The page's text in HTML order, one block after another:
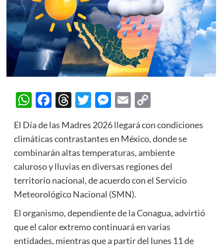
WhatsApp
Facebook
Threads
Twitter
Messenger
EmailCopy
El Día de las Madres 2026 llegará con condiciones
climáticas contrastantes en México, donde se
combinarán altas temperaturas, ambiente
caluroso y lluvias en diversas regiones del
territorio nacional, de acuerdo con el Servicio
Meteorológico Nacional (SMN).
El organismo, dependiente de la Conagua, advirtió
que el calor extremo continuará en varias
entidades, mientras que a partir del lunes 11 de